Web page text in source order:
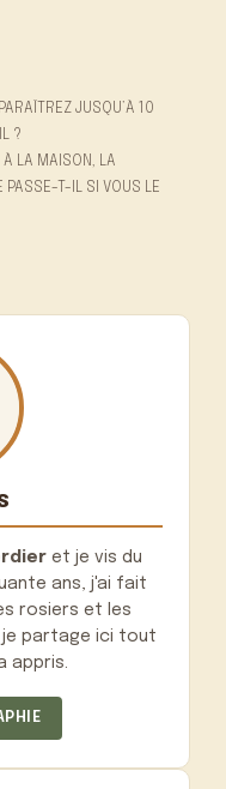
JUSQU’À 10
?
À LA MAISON, LA
PASSE-T-IL SI VOUS LE
et je vis du
ans, j'ai fait
rosiers et les
je partage ici tout
appris.